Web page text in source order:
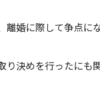
離婚に際して争点に
り決めを行ったにも